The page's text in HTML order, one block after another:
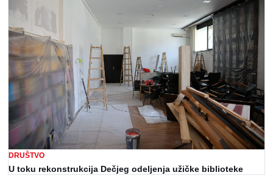
DRUŠTVO
U toku rekonstrukcija Dečjeg odeljenja užičke biblioteke